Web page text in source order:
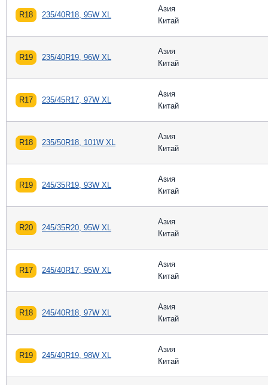
R18 235/40R18, 95W XL
Азия
Китай
R19 235/40R19, 96W XL
Азия
Китай
R17 235/45R17, 97W XL
Азия
Китай
R18 235/50R18, 101W XL
Азия
Китай
R19 245/35R19, 93W XL
Азия
Китай
R20 245/35R20, 95W XL
Азия
Китай
R17 245/40R17, 95W XL
Азия
Китай
R18 245/40R18, 97W XL
Азия
Китай
R19 245/40R19, 98W XL
Азия
Китай